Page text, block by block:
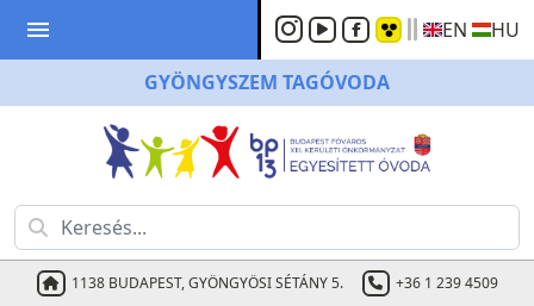
menu
GYÖNGYSZEM TAGÓVODA
1138 BUDAPEST, GYÖNGYÖSI SÉTÁNY 5. +36 1 239 4509
EN HU